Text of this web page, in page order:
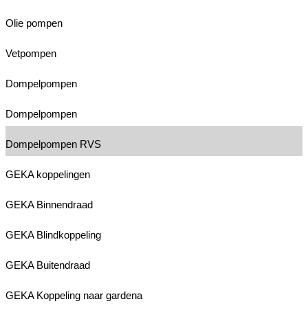
Olie pompen
Vetpompen
Dompelpompen
Dompelpompen
Dompelpompen RVS
GEKA koppelingen
GEKA Binnendraad
GEKA Blindkoppeling
GEKA Buitendraad
GEKA Koppeling naar gardena